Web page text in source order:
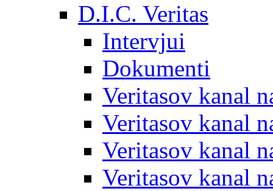
D.I.C. Veritas
Intervjui
Dokumenti
Veritasov kanal
Veritasov kanal
Veritasov kanal
Veritasov kanal